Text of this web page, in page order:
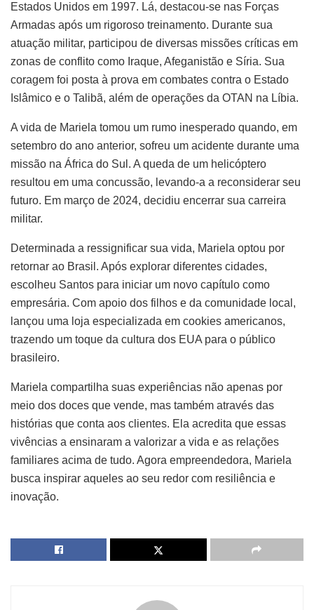
Estados Unidos em 1997. Lá, destacou-se nas Forças
Armadas após um rigoroso treinamento. Durante sua
atuação militar, participou de diversas missões críticas em
zonas de conflito como Iraque, Afeganistão e Síria. Sua
coragem foi posta à prova em combates contra o Estado
Islâmico e o Talibã, além de operações da OTAN na Líbia.
A vida de Mariela tomou um rumo inesperado quando, em
setembro do ano anterior, sofreu um acidente durante uma
missão na África do Sul. A queda de um helicóptero
resultou em uma concussão, levando-a a reconsiderar seu
futuro. Em março de 2024, decidiu encerrar sua carreira
militar.
Determinada a ressignificar sua vida, Mariela optou por
retornar ao Brasil. Após explorar diferentes cidades,
escolheu Santos para iniciar um novo capítulo como
empresária. Com apoio dos filhos e da comunidade local,
lançou uma loja especializada em cookies americanos,
trazendo um toque da cultura dos EUA para o público
brasileiro.
Mariela compartilha suas experiências não apenas por
meio dos doces que vende, mas também através das
histórias que conta aos clientes. Ela acredita que essas
vivências a ensinaram a valorizar a vida e as relações
familiares acima de tudo. Agora empreendedora, Mariela
busca inspirar aqueles ao seu redor com resiliência e
inovação.